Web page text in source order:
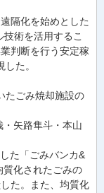
隔化を始めとした
術を活用するこ
判断を行う安定稼
た。
たごみ焼却施設の
矢路隼斗・本山
た「ごみバンカ&
質化されたごみの
た。また、均質化